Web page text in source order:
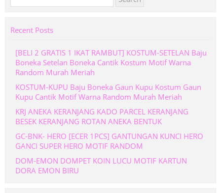
for:
Recent Posts
[BELI 2 GRATIS 1 IKAT RAMBUT] KOSTUM-SETELAN Baju
Boneka Setelan Boneka Cantik Kostum Motif Warna
Random Murah Meriah
KOSTUM-KUPU Baju Boneka Gaun Kupu Kostum Gaun
Kupu Cantik Motif Warna Random Murah Meriah
KRJ ANEKA KERANJANG KADO PARCEL KERANJANG
BESEK KERANJANG ROTAN ANEKA BENTUK
GC-BNK- HERO [ECER 1PCS] GANTUNGAN KUNCI HERO
GANCI SUPER HERO MOTIF RANDOM
DOM-EMON DOMPET KOIN LUCU MOTIF KARTUN
DORA EMON BIRU